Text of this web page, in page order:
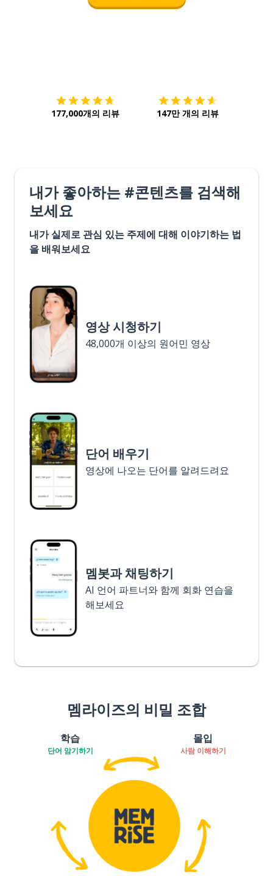
177,000개의 리뷰 147만 개의 리뷰
내가 좋아하는 #콘텐츠를 검색해
보세요
내가 실제로 관심 있는 주제에 대해 이야기하는 법
을 배워보세요
영상 시청하기
48,000개 이상의 원어민 영상
단어 배우기
영상에 나오는 단어를 알려드려요
멤봇과 채팅하기
AI 언어 파트너와 함께 회화 연습을
해보세요
멤라이즈의 비밀 조합
학습
단어 암기하기
몰입
사람 이해하기